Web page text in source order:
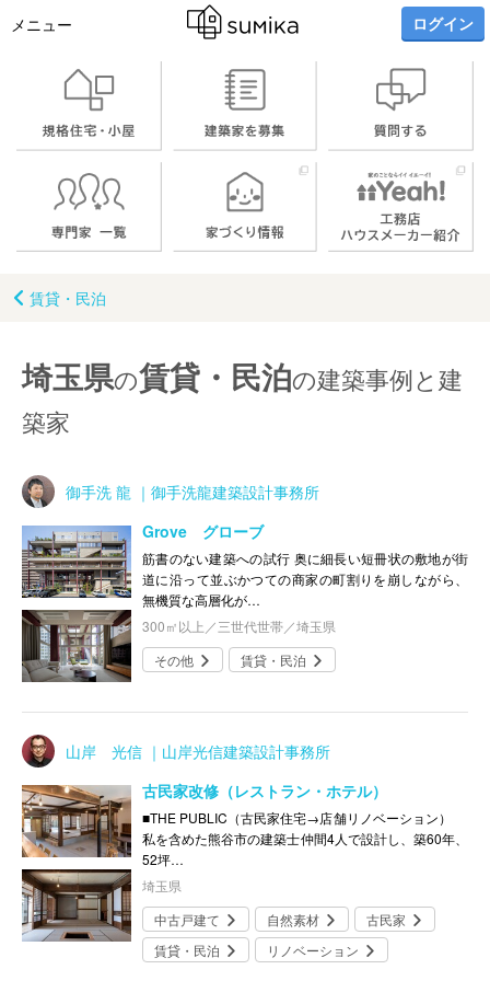
メニュー ログイン
賃貸・民泊
埼玉県の賃貸・民泊の建築事例と建
築家
御手洗 龍 ｜御手洗龍建築設計事務所
Grove グローブ
筋書のない建築への試行 奥に細長い短冊状の敷地が街
道に沿って並ぶかつての商家の町割りを崩しながら、
無機質な高層化が…
300㎡以上／三世代世帯／埼玉県
その他
賃貸・民泊
山岸 光信 ｜山岸光信建築設計事務所
古民家改修（レストラン・ホテル）
■THE PUBLIC（古民家住宅→店舗リノベーション）
私を含めた熊谷市の建築士仲間4人で設計し、築60年、
52坪…
埼玉県
中古戸建て
自然素材
古民家
賃貸・民泊
リノベーション